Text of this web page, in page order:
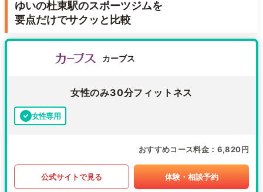
ゆいの杜東駅のスポーツジムを
要点だけでサクッと比較
カーブス
女性のみ30分フィットネス
女性専用
おすすめコース料金 6,820円
公式サイトで見る 体験・相談予約